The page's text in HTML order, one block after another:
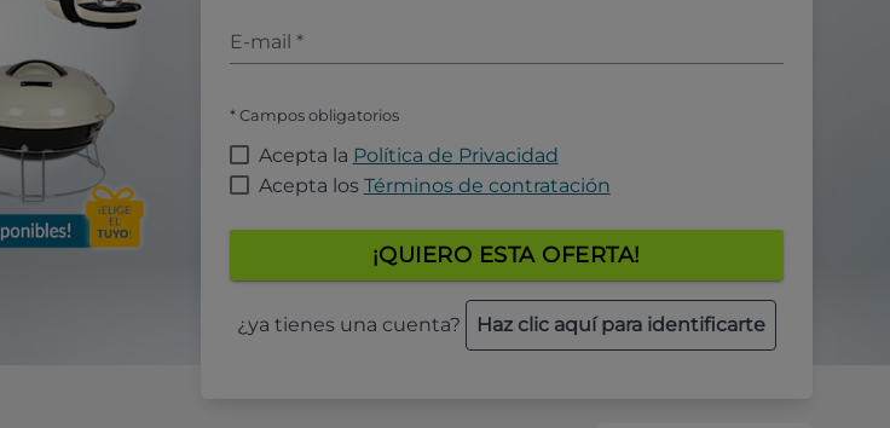
E-mail *
* Campos obligatorios
Acepta la Política de Privacidad
Acepta los Términos de contratación
¡QUIERO ESTA OFERTA!
¿ya tienes una cuenta? Haz clic aquí para identificarte